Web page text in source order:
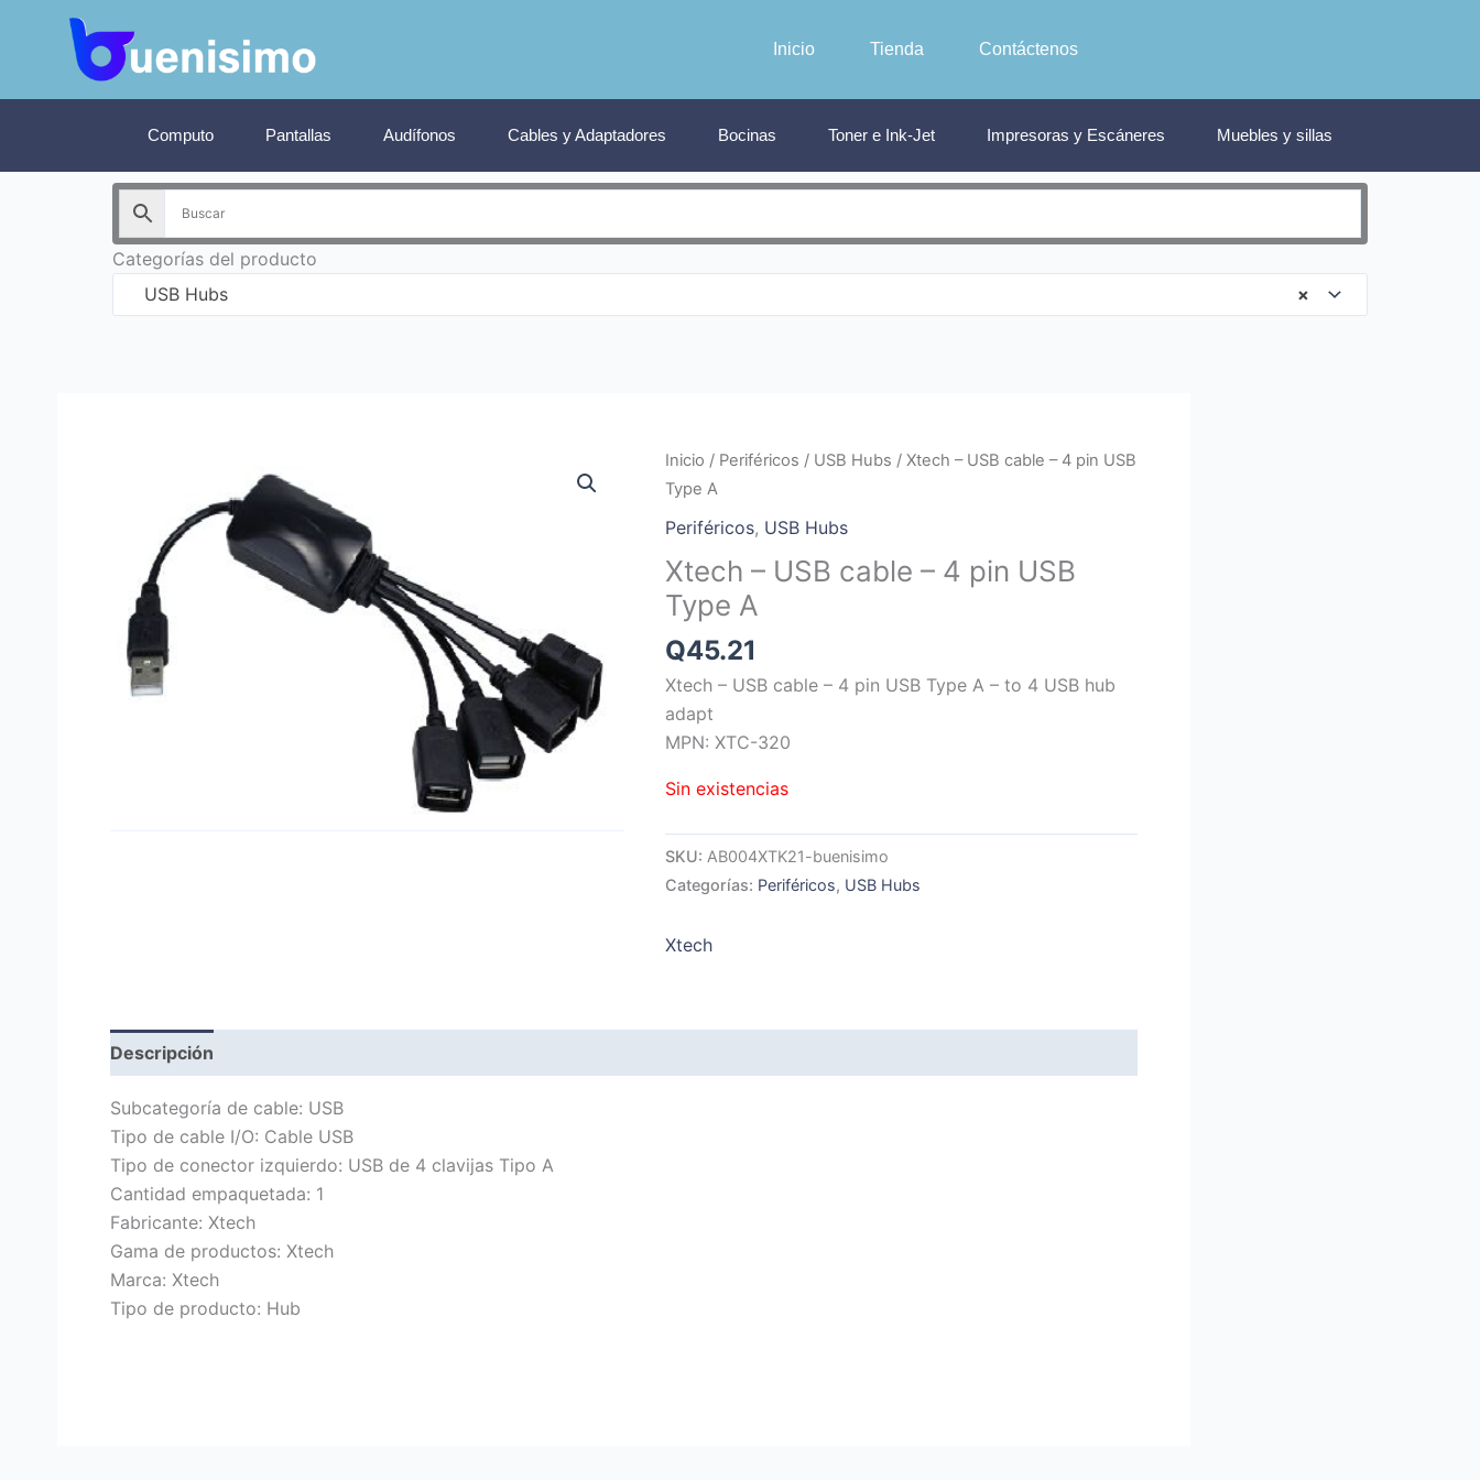
contenido
Inicio Tienda Contáctenos
Computo Pantallas Audífonos Cables y Adaptadores Bocinas Toner e Ink-Jet Impresoras y Escáneres Muebles y sillas
Categorías del producto
×
USB Hubs
Inicio / Periféricos / USB Hubs / Xtech – USB cable – 4 pin USB
Type A
Periféricos, USB Hubs
Xtech – USB cable – 4 pin USB
Type A
Q45.21
Xtech – USB cable – 4 pin USB Type A – to 4 USB hub
adapt
MPN: XTC-320
Sin existencias
SKU: AB004XTK21-buenisimo
Categorías: Periféricos, USB Hubs
Xtech
Descripción
Subcategoría de cable: USB
Tipo de cable I/O: Cable USB
Tipo de conector izquierdo: USB de 4 clavijas Tipo A
Cantidad empaquetada: 1
Fabricante: Xtech
Gama de productos: Xtech
Marca: Xtech
Tipo de producto: Hub